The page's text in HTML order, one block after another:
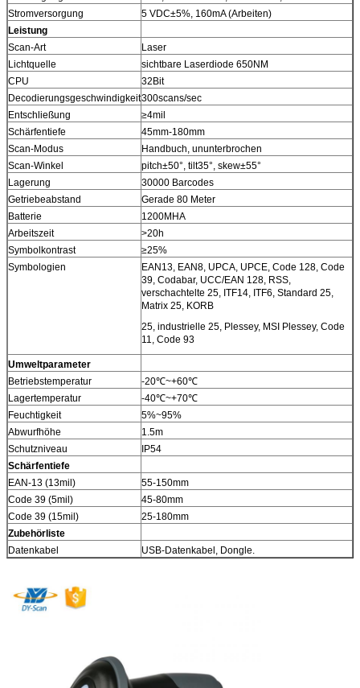
Stromversorgung
5 VDC±5%, 160mA (Arbeiten)
Leistung
Scan-Art
Laser
Lichtquelle
sichtbare Laserdiode 650NM
CPU
32Bit
Decodierungsgeschwindigkeit300scans/sec
Entschließung
≥4mil
Schärfentiefe
45mm-180mm
Scan-Modus
Handbuch, ununterbrochen
Scan-Winkel
pitch±50°, tilt35°, skew±55°
Lagerung
30000 Barcodes
Getriebeabstand
Gerade 80 Meter
Batterie
1200MHA
Arbeitszeit
>20h
Symbolkontrast
≥25%
Symbologien
EAN13, EAN8, UPCA, UPCE, Code 128, Code
39, Codabar, UCC/EAN 128, RSS,
verschachtelte 25, ITF14, ITF6, Standard 25,
Matrix 25, KORB
25, industrielle 25, Plessey, MSI Plessey, Code
11, Code 93
Umweltparameter
Betriebstemperatur
-20℃~+60℃
Lagertemperatur
-40℃~+70℃
Feuchtigkeit
5%~95%
Abwurfhöhe
1.5m
Schutzniveau
IP54
Schärfentiefe
EAN-13 (13mil)
55-150mm
Code 39 (5mil)
45-80mm
Code 39 (15mil)
25-180mm
Zubehörliste
Datenkabel
USB-Datenkabel, Dongle.